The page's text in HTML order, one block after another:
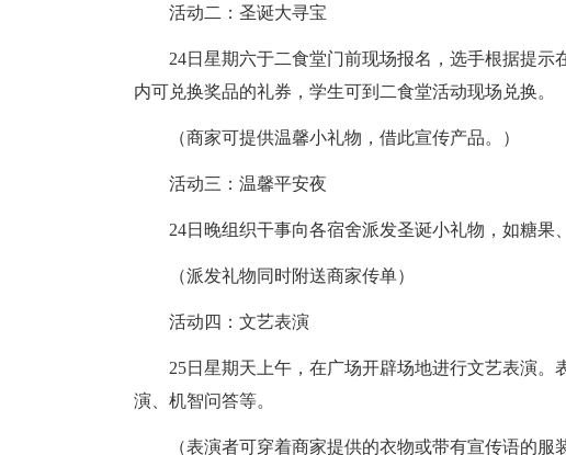
活动二：圣诞大寻宝
24日星期六于二食堂门前现场报名，选手根据提示
内可兑换奖品的礼券，学生可到二食堂活动现场兑换。
（商家可提供温馨小礼物，借此宣传产品。）
活动三：温馨平安夜
24日晚组织干事向各宿舍派发圣诞小礼物，如糖果
（派发礼物同时附送商家传单）
活动四：文艺表演
25日星期天上午，在广场开辟场地进行文艺表演。
演、机智问答等。
（表演者可穿着商家提供的衣物或带有宣传语的服